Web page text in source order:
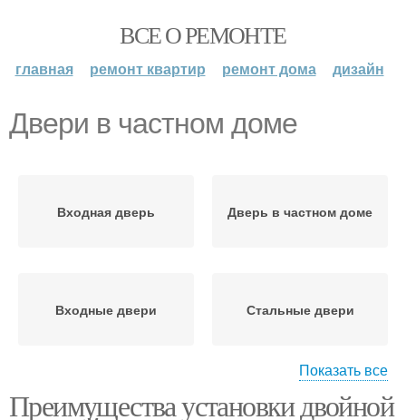
ВСЕ О РЕМОНТЕ
главная ремонт квартир ремонт дома дизайн
Двери в частном доме
Входная дверь Дверь в частном доме
Входные двери Стальные двери
Уход за межкомнатными
Двухстворчатые двери
Показать все
Преимущества установки двойной